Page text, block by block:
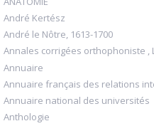
André Kertész
André le Nôtre, 1613-1700
Annales corrigées orthophoniste ,
Annuaire
Annuaire français des relations
Annuaire national des universités
Anthologie